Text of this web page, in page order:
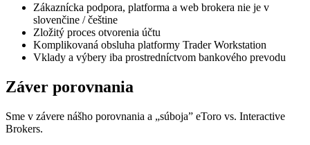
Zákaznícka podpora, platforma a web brokera nie je v
slovenčine / češtine
Zložitý proces otvorenia účtu
Komplikovaná obsluha platformy Trader Workstation
Vklady a výbery iba prostredníctvom bankového prevodu
Záver porovnania
Sme v závere nášho porovnania a „súboja” eToro vs. Interactive
Brokers.